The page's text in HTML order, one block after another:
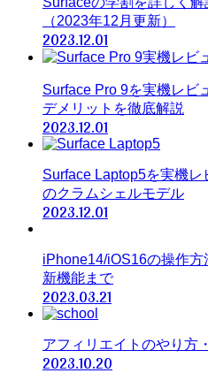
（2023年12月更新）
2023.12.01
Surface Pro 9を実機レビ
デメリットを徹底解説
2023.12.01
Surface Laptop5を実機
のクラムシェルモデル
2023.12.01
iPhone14/iOS16の操作
新機能まで
2023.03.21
アフィリエイトのやり方
2023.10.20